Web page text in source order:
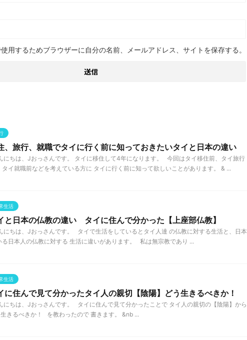
用するためブラウザーに自分の名前、メールアドレス、サイトを保存する。
、旅行、就職でタイに行く前に知っておきたいタイと日本の違い
にちは、Jおっさんです。 タイに移住して4年になります。 今回はタイ移住前、タイ旅行
タイ就職前などを考えている方に タイに行く前に知って欲しいことがあります。 & ...
生活
と日本の仏教の違い タイに住んで分かった【上座部仏教】
にちは、Jおっさんです。 タイで生活をしているとタイ人達 の仏教に対する生活と、日本
る日本人の仏教に対する 生活に違いがあります。 私は無宗教であり ...
生活
に住んで見て分かったタイ人の親切【陰陽】どう生きるべきか！
にちは、Jおっさんです。 タイに住んで見て分かったことで タイ人の親切の【陰陽】から
生きるべきか！ を教わったので 書きます。 &nb ...